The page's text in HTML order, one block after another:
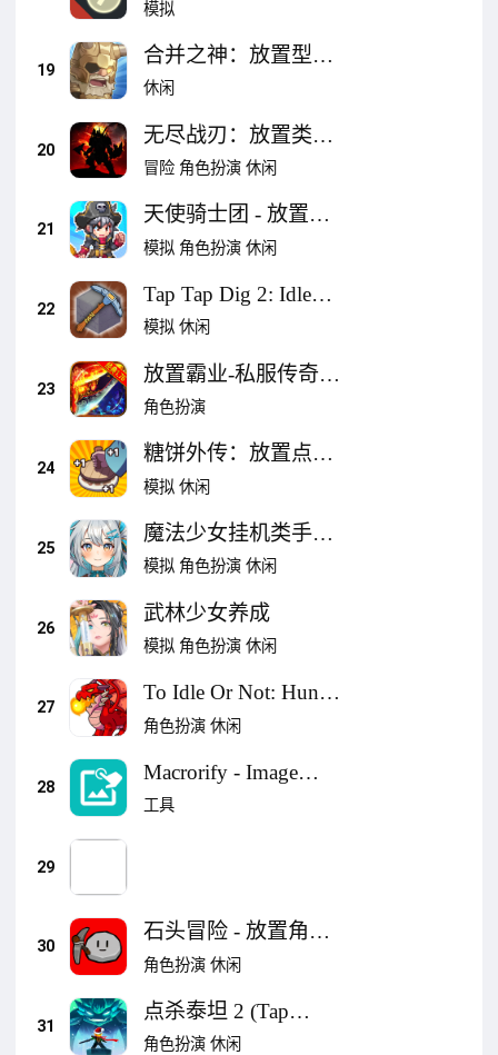
模拟
19
合并之神：放置型
RPG
休闲
20
无尽战刃：放置类地
牢冒险RPG
冒险 角色扮演 休闲
21
天使骑士团 - 放置类
RPG
模拟 角色扮演 休闲
22
Tap Tap Dig 2: Idle
Mine Sim
模拟 休闲
23
放置霸业-私服传奇至
尊放置类挂机,热血天
醒
角色扮演
24
糖饼外传：放置点击
大亨
模拟 休闲
25
魔法少女挂机类手游
- 赠送2400次武器召
模拟 角色扮演 休闲
26
武林少女养成
模拟 角色扮演 休闲
27
To Idle Or Not: Hunter
Clicker
角色扮演 休闲
28
Macrorify - Image
Auto Clicker
工具
29
30
石头冒险 - 放置角色
扮演游戏
角色扮演 休闲
31
点杀泰坦 2 (Tap
Titans 2) - 点击游戏.
角色扮演 休闲